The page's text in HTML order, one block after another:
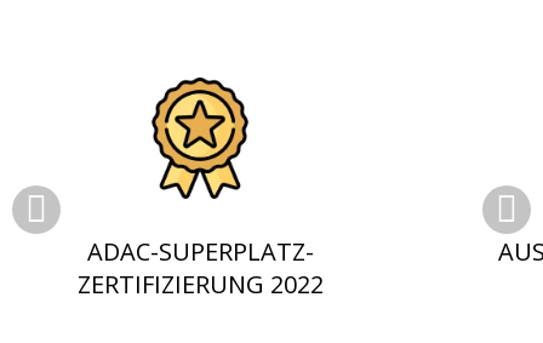
ADAC-SUPERPLATZ-
ZERTIFIZIERUNG 2022